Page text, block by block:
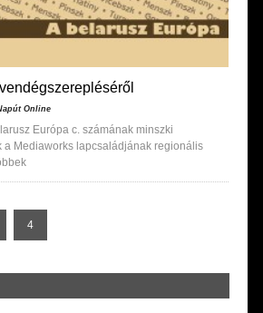
Online
Európa c. számának minszki
a Mediaworks lapcsaládjának regionális
4